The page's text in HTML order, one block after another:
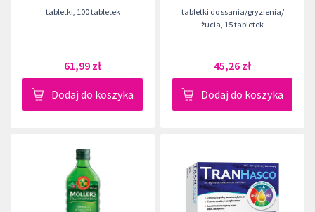
tabletki, 100 tabletek
61,99 zł
Dodaj do koszyka
tabletki do ssania/gryzienia/
żucia, 15 tabletek
45,26 zł
Dodaj do koszyka